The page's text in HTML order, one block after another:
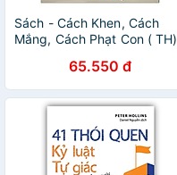
Sách - Cách Khen, Cách
Mắng, Cách Phạt Con ( TH)
65.550 đ